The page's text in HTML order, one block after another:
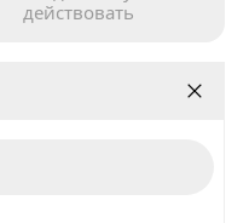
действовать